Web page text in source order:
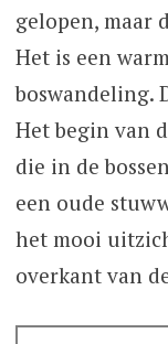
gelopen, maar
Het is een
boswandeling.
Het begin van
die in de
een oude
het mooi
overkant van